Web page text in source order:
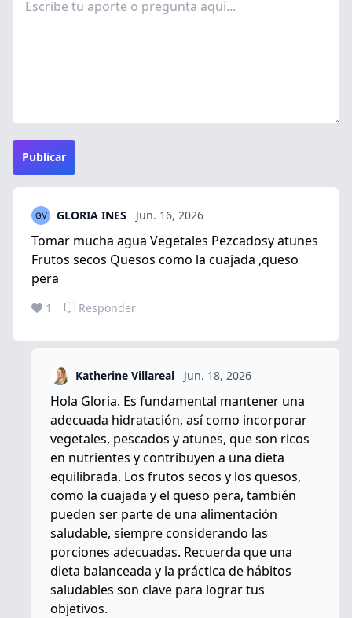
Publicar
GLORIA INES Jun. 16, 2026
Tomar mucha agua Vegetales Pezcadosy atunes
Frutos secos Quesos como la cuajada ,queso
pera
1 Responder
Katherine Villareal Jun. 18, 2026
Hola Gloria. Es fundamental mantener una
adecuada hidratación, así como incorporar
vegetales, pescados y atunes, que son ricos
en nutrientes y contribuyen a una dieta
equilibrada. Los frutos secos y los quesos,
como la cuajada y el queso pera, también
pueden ser parte de una alimentación
saludable, siempre considerando las
porciones adecuadas. Recuerda que una
dieta balanceada y la práctica de hábitos
saludables son clave para lograr tus
objetivos.